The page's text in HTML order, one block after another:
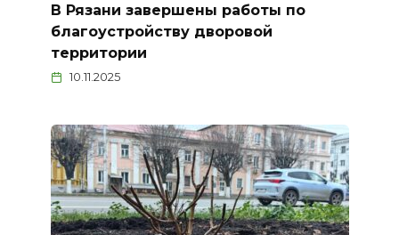
В Рязани завершены работы по
благоустройству дворовой
территории
10.11.2025